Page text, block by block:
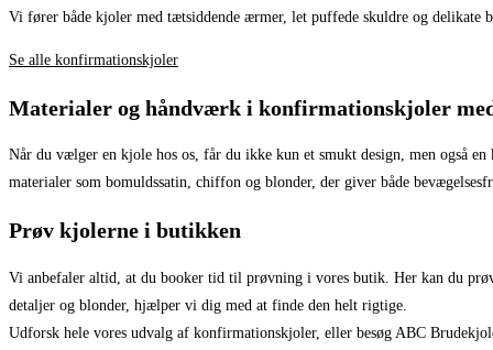
Vi fører både kjoler med tætsiddende ærmer, let puffede skuldre og delikate
Se alle konfirmationskjoler
Materialer og håndværk i konfirmationskjoler
Når du vælger en kjole hos os, får du ikke kun et smukt design, men også
materialer som bomuldssatin, chiffon og blonder, der giver både
Prøv kjolerne i butikken
Vi anbefaler altid, at du booker tid til prøvning i vores butik. Her kan du
detaljer og blonder, hjælper vi dig med at finde den helt rigtige.
Udforsk hele vores udvalg af konfirmationskjoler, eller besøg ABC